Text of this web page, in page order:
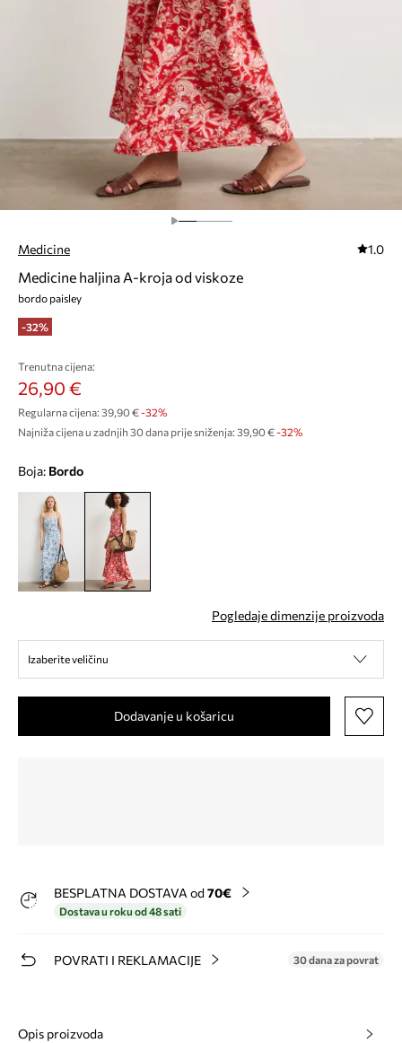
Medicine 1.0
Medicine haljina A-kroja od viskoze
bordo paisley
-32%
Trenutna cijena:
26,90 €
Regularna cijena: 39,90 €-32%
Najniža cijena u zadnjih 30 dana prije sniženja: 39,90 € -32%
Boja: bordo
Pogledaje dimenzije proizvoda
Izaberite veličinu
Dodavanje u košaricu
BESPLATNA DOSTAVA od 70€
Dostava u roku od 48 sati
POVRATI I REKLAMACIJE 30 dana za povrat
Opis proizvoda